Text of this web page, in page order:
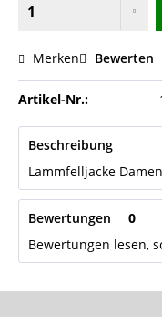
Merken Bewerten
Artikel-Nr.:
Beschreibung
Lammfelljacke Damen
Bewertungen
0
Bewertungen lesen,